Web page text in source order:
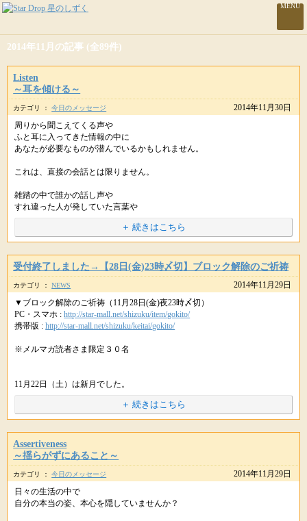
MENU
2014年11月の記事 (全89件)
Listen
～耳を傾ける～
カテゴリ ：今日のメッセージ
2014年11月30日
周りから聞こえてくる声や
ふと耳に入ってきた情報の中に
あなたが必要なものが潜んでいるかもしれません。
これは、直接の会話とは限りません。
雑踏の中で誰かの話し声や
すれ違った人が発していた言葉や
ふと耳に入ってきた言葉ということもあります。
あなたにとって、必要なものであれば
何度も繰り返されたり、また様々な方法で
耳に届けられるでしょう。
ムリに探す必要はありません。
ただ、ふと気になった言葉には
そんなメッセージが届いています。
ﾟ･*:.｡..｡.:*･ﾟﾟ･*:.｡..｡.:*･ﾟﾟ･*:.｡..｡.:*･ﾟﾟ･*:.｡..｡.:*･ﾟ
＋ 続きはこちら
受付終了しました→【28日(金)23時〆切】ブロック解除のご祈祷
カテゴリ ：NEWS
2014年11月29日
▼ブロック解除のご祈祷（11月28日(金)夜23時〆切）
PC・スマホ :http://star-mall.net/shizuku/item/gokito/
携帯版 :http://star-mall.net/shizuku/keitai/gokito/
※メルマガ読者さま限定３０名
11月22日（土）は新月でした。
秋の連休で、お休みの方も多かったようです。
無料遠隔ヒーリングにご参加いただいた方は
いつもより、リラックス感を感じられたかもしれませんね。
ゆったりした気持ちが
あなたの願いを成就する秘訣ですので
＋ 続きはこちら
Assertiveness
～揺らがずにあること～
カテゴリ ：今日のメッセージ
2014年11月29日
日々の生活の中で
自分の本当の姿、本心を隠していませんか？